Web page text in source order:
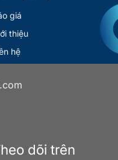
giá
thiệu
hệ
dõi trên